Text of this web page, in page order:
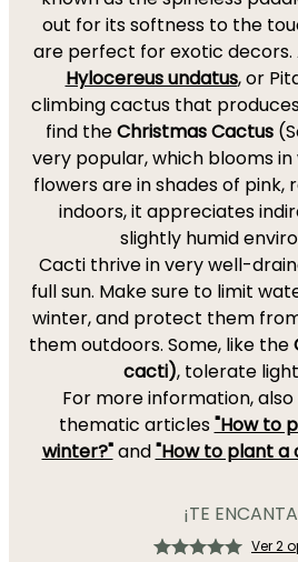
out for its softness to the
are perfect for exotic decors.
Hylocereus undatus, or
climbing cactus that
find theChristmas Cactus
very popular, which blooms
flowers are in shades of pink,
indoors, it appreciates
slightly humid
Cacti thrive in very well-
full sun. Make sure to limit
winter, and protect them
them outdoors. Some, like the
cacti), tolerate
For more information,
thematic articles"How to
winter?"and"How to plant a
¡TE
Ver 2